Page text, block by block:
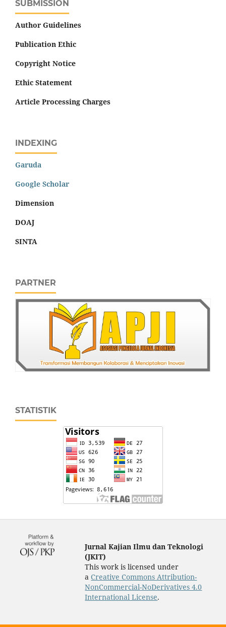
SUBMISSION
Author Guidelines
Publication Ethic
Copyright Notice
Ethic Statement
Article Processing Charges
INDEXING
Garuda
Google Scholar
Dimension
DOAJ
SINTA
PARTNER
STATISTIK
Jurnal Kajian Ilmu dan Teknologi
(JKIT)
This work is licensed under
aCreative Commons Attribution-
NonCommercial-NoDerivatives 4.0
International License.